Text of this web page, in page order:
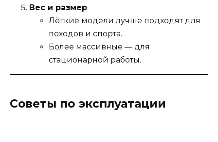
Вес и размер
Лёгкие модели лучше подходят для
походов и спорта.
Более массивные — для
стационарной работы.
Советы по эксплуатации